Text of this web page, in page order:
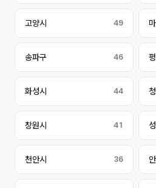
고양시 49
송파구 46
화성시 44
창원시 41
천안시 36